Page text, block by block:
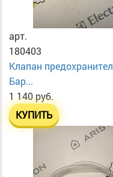
арт.
180403
Клапан
Бар...
1 140 руб.
КУПИТЬ